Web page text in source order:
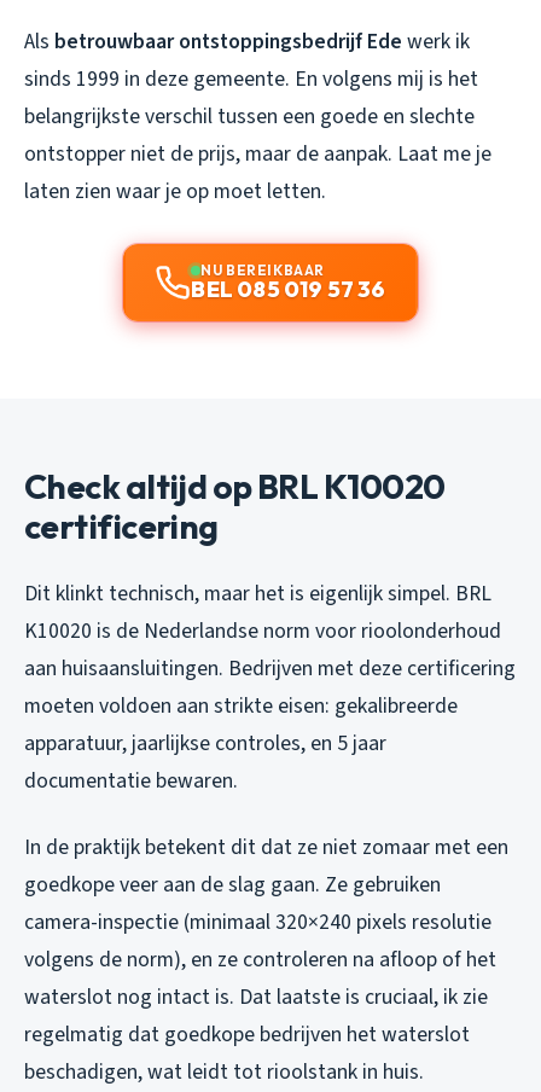
Als betrouwbaar ontstoppingsbedrijf Ede werk ik
sinds 1999 in deze gemeente. En volgens mij is het
belangrijkste verschil tussen een goede en slechte
ontstopper niet de prijs, maar de aanpak. Laat me je
laten zien waar je op moet letten.
NU BEREIKBAAR
BEL 085 019 57 36
Check altijd op BRL K10020
certificering
Dit klinkt technisch, maar het is eigenlijk simpel. BRL
K10020 is de Nederlandse norm voor rioolonderhoud
aan huisaansluitingen. Bedrijven met deze certificering
moeten voldoen aan strikte eisen: gekalibreerde
apparatuur, jaarlijkse controles, en 5 jaar
documentatie bewaren.
In de praktijk betekent dit dat ze niet zomaar met een
goedkope veer aan de slag gaan. Ze gebruiken
camera-inspectie (minimaal 320×240 pixels resolutie
volgens de norm), en ze controleren na afloop of het
waterslot nog intact is. Dat laatste is cruciaal, ik zie
regelmatig dat goedkope bedrijven het waterslot
beschadigen, wat leidt tot rioolstank in huis.